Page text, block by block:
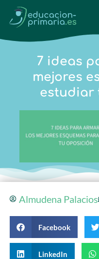
7 ideas
mejores
estudiar
Almudena Palacios
Facebook
LinkedIn